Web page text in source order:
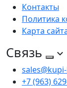
Контакты
Политика
Карта
Связь
+7 (963)